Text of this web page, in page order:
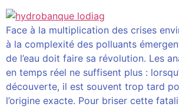
Face à la multiplication des crises
à la complexité des polluants
de l’eau doit faire sa révolution. Les
en temps réel ne suffisent plus :
découverte, il est souvent trop tard
l’origine exacte. Pour briser cette